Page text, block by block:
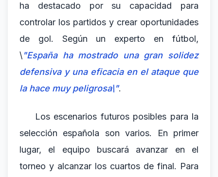
ha destacado por su capacidad para
controlar los partidos y crear oportunidades
de gol. Según un experto en fútbol,
\"España ha mostrado una gran solidez
defensiva y una eficacia en el ataque que
la hace muy peligrosa\".
Los escenarios futuros posibles para la
selección española son varios. En primer
lugar, el equipo buscará avanzar en el
torneo y alcanzar los cuartos de final. Para